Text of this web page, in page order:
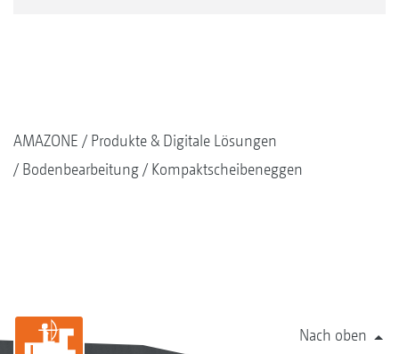
AMAZONE
Produkte & Digitale Lösungen
Bodenbearbeitung
Kompaktscheibeneggen
Nach oben